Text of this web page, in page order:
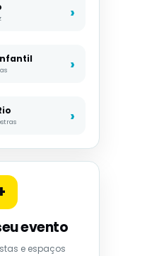
evento
e espaços